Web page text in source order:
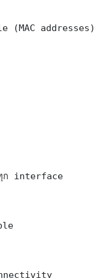
(MAC addresses)
ก interface